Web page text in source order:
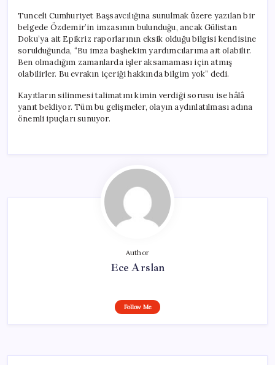
Tunceli Cumhuriyet Başsavcılığına sunulmak üzere yazılan bir
belgede Özdemir’in imzasının bulunduğu, ancak Gülistan
Doku’ya ait Epikriz raporlarının eksik olduğu bilgisi kendisine
sorulduğunda, “Bu imza başhekim yardımcılarıma ait olabilir.
Ben olmadığım zamanlarda işler aksamaması için atmış
olabilirler. Bu evrakın içeriği hakkında bilgim yok” dedi.
Kayıtların silinmesi talimatını kimin verdiği sorusu ise hâlâ
yanıt bekliyor. Tüm bu gelişmeler, olayın aydınlatılması adına
önemli ipuçları sunuyor.
Author
Ece Arslan
Follow Me